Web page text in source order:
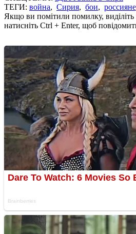
ТЕГИ: война, Сирия, бои, россияне
Якщо ви помітили помилку, виділіть
натисніть Ctrl + Enter, щоб